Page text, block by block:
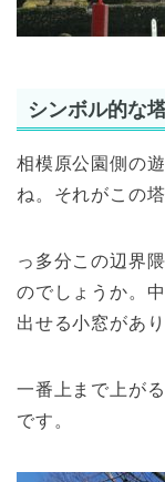
シンボル的な
相模原公園側の
ね。それがこの塔
っ多分この辺界
のでしょうか。
出せる小窓があり
一番上まで上が
です。